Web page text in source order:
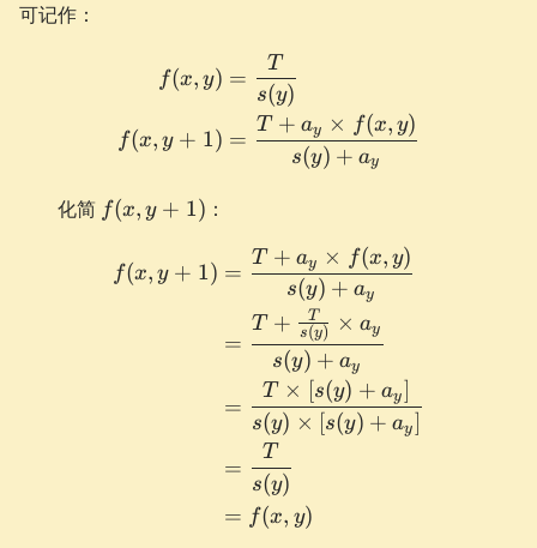
可记作：
\begin{aligned} f(x, y)
f(x, y)
f(x, y + 1)
=
s(y)
T
=
s(y) + ay
T + ay × f(x, y)
化简 f(x,
y
1)
f(x, y + 1) ：
\begin{aligned} f(x, y
f(x, y + 1) =
s(y) + ay
T + ay × f(x, y)
=
s(y) + ay
T + s(y)
T × ay
=
s(y) × [s(y) + ay]
T × [s(y) + ay]
=
s(y)
T
= f(x, y)